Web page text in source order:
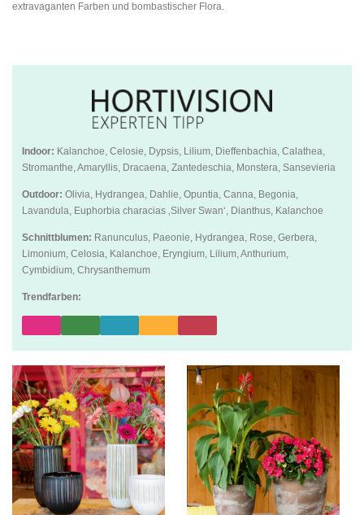
extravaganten Farben und bombastischer Flora.
Indoor: Kalanchoe, Celosie, Dypsis, Lilium, Dieffenbachia, Calathea,
Stromanthe, Amaryllis, Dracaena, Zantedeschia, Monstera, Sansevieria
Outdoor: Olivia, Hydrangea, Dahlie, Opuntia, Canna, Begonia,
Lavandula, Euphorbia characias ‚Silver Swan‘, Dianthus, Kalanchoe
Schnittblumen: Ranunculus, Paeonie, Hydrangea, Rose, Gerbera,
Limonium, Celosia, Kalanchoe, Eryngium, Lilium, Anthurium,
Cymbidium, Chrysanthemum
Trendfarben: